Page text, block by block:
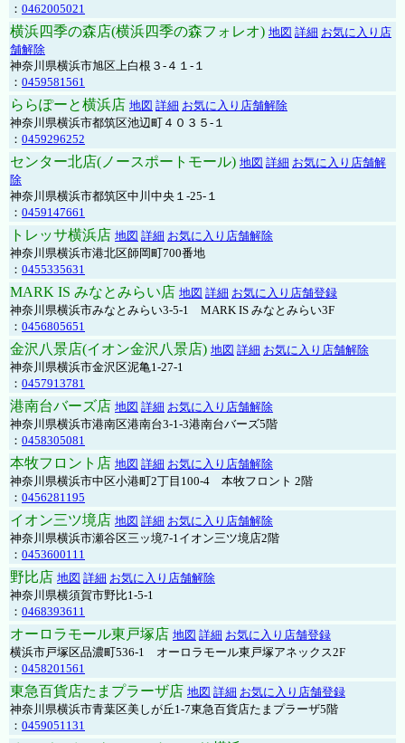
： 0462005021
横浜四季の森店(横浜四季の森フォレオ) 地図 詳細 お気に入り店
舗解除
神奈川県横浜市旭区上白根３-４１-１
： 0459581561
ららぽーと横浜店 地図 詳細 お気に入り店舗解除
神奈川県横浜市都筑区池辺町４０３５-１
： 0459296252
センター北店(ノースポートモール) 地図 詳細 お気に入り店舗解
除
神奈川県横浜市都筑区中川中央１-25-１
： 0459147661
トレッサ横浜店 地図 詳細 お気に入り店舗解除
神奈川県横浜市港北区師岡町700番地
： 0455335631
MARK IS みなとみらい店 地図 詳細 お気に入り店舗登録
神奈川県横浜市みなとみらい3-5-1 MARK IS みなとみらい3F
： 0456805651
金沢八景店(イオン金沢八景店) 地図 詳細 お気に入り店舗解除
神奈川県横浜市金沢区泥亀1-27-1
： 0457913781
港南台バーズ店 地図 詳細 お気に入り店舗解除
神奈川県横浜市港南区港南台3-1-3港南台バーズ5階
： 0458305081
本牧フロント店 地図 詳細 お気に入り店舗解除
神奈川県横浜市中区小港町2丁目100-4 本牧フロント 2階
： 0456281195
イオン三ツ境店 地図 詳細 お気に入り店舗解除
神奈川県横浜市瀬谷区三ッ境7-1イオン三ツ境店2階
： 0453600111
野比店 地図 詳細 お気に入り店舗解除
神奈川県横須賀市野比1-5-1
： 0468393611
オーロラモール東戸塚店 地図 詳細 お気に入り店舗登録
横浜市戸塚区品濃町536-1 オーロラモール東戸塚アネックス2F
： 0458201561
東急百貨店たまプラーザ店 地図 詳細 お気に入り店舗登録
神奈川県横浜市青葉区美しが丘1-7東急百貨店たまプラーザ5階
： 0459051131